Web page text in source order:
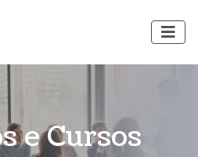
e Cursos